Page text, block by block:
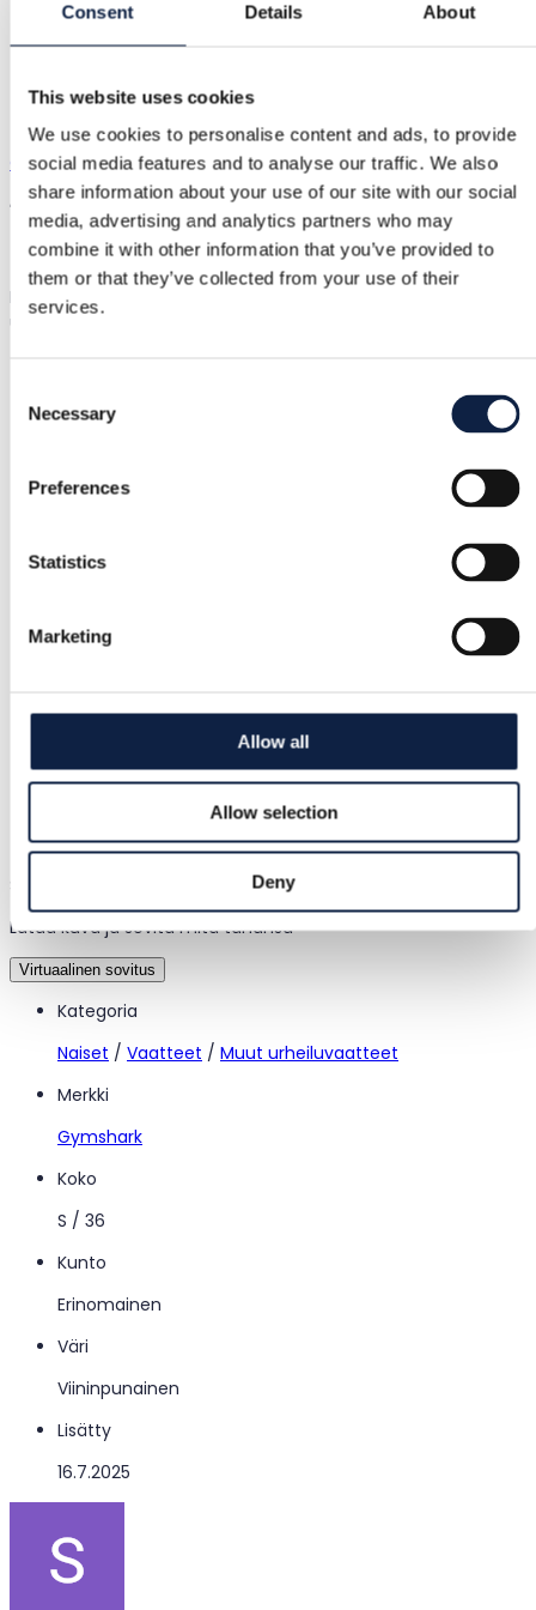
Consent Details About
This website uses cookies
We use cookies to personalise content and ads, to provide
social media features and to analyse our traffic. We also
share information about your use of our site with our social
media, advertising and analytics partners who may
combine it with other information that you’ve provided to
them or that they’ve collected from your use of their
services.
Selection
Necessary
Preferences
Statistics
Marketing
Allow all
Allow selection
Deny
Gymshark|S / 36|Erinomainen
Lähes käyttämättömät viininpunaiset/violetit pitkät
urheilutrikoot #sport #leggings #gymwear
10,00 €
Toimitus alkaen 3,89 € Ostajan turva 1,50 €
Ostajan turva
Ilmainen palautus
Hyvitys, jos tuote on viallinen tai ei vastaa kuvausta
Turvallinen maksu
Asiakastuki
Nopea apu, kun tarvitset sitä
Lataa kuva ja sovita mitä tahansa
Virtuaalinen sovitus
Kategoria
Naiset / Vaatteet / Muut urheiluvaatteet
Merkki
Gymshark
Koko
S / 36
Kunto
Erinomainen
Väri
Viininpunainen
Lisätty
16.7.2025